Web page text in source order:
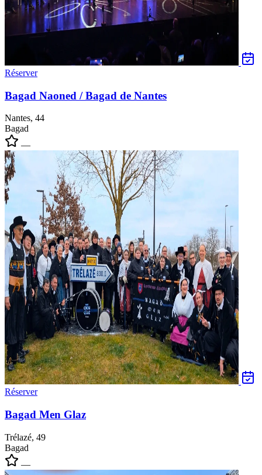
Réserver
Bagad Naoned / Bagad de Nantes
Nantes, 44
Bagad
—
Réserver
Bagad Men Glaz
Trélazé, 49
Bagad
—